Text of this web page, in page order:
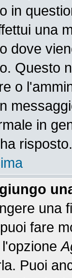
in
una
dove
Questo
o
in
risposto.
una
fare
l'opzione
Puoi